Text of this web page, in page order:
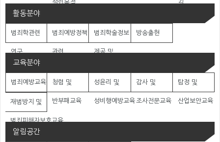
설립목적 길
활동분야
범죄학관련
연구
범죄예방정책
관련
범죄학술정보
제공 및
방송출현
교육분야
범죄예방교육 청렴 및
반부패교육
성윤리 및
성비행예방교육
감사 및
조사전문교육
탐정 및
산업보안교육
재범방지 및
범죄피해자보호교육
알림공간